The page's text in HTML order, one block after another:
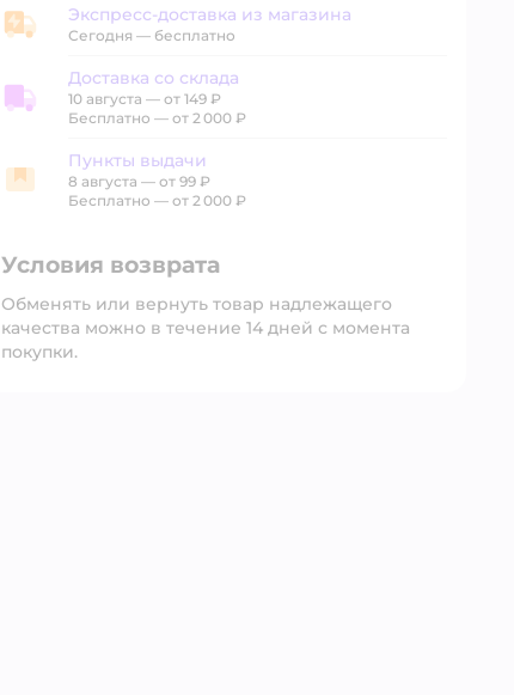
Экспресс-доставка из магазина
Экспресс-доставка из магазина
Сегодня — бесплатно
Доставка со склада
Доставка со склада
10 августа — от 149 ₽
Бесплатно — от 2 000 ₽
Пункты выдачи
Пункты выдачи
8 августа — от 99 ₽
Бесплатно — от 2 000 ₽
Условия возврата
Обменять или вернуть товар надлежащего
качества можно в течение 14 дней с момента
покупки.